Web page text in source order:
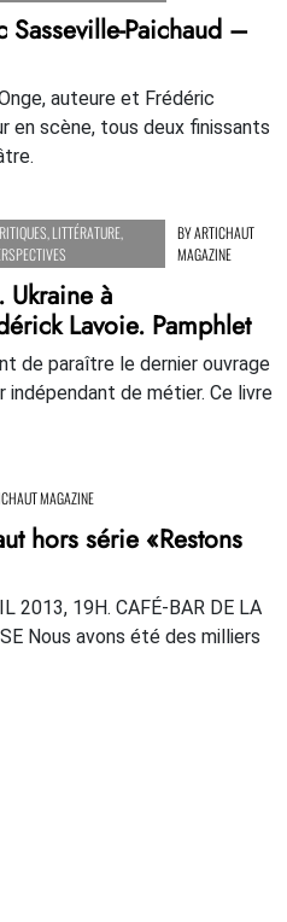
Sasseville-Paichaud –
auteure et Frédéric
en scène, tous deux finissants
LITTÉRATURE,
BYARTICHAUT
MAGAZINE
Ukraine à
Lavoie. Pamphlet
de paraître le dernier ouvrage
de métier. Ce livre
MAGAZINE
hors série «Restons
2013, 19H. CAFÉ-BAR DE LA
Nous avons été des milliers